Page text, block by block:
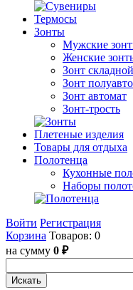
Термосы
Зонты
Мужские
Женские
Зонт складной
Зонт
Зонт автомат
Зонт-трость
Плетеные изделия
Товары для отдыха
Полотенца
Кухонные
Наборы
Войти Регистрация
Корзина Товаров: 0
на сумму 0 ₽
Искать